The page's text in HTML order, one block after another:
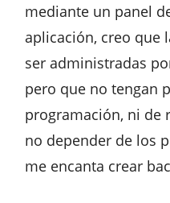
mediante un panel
aplicación, creo que
ser administradas
pero que no tengan
programación, ni de
no depender de los
me encanta crear